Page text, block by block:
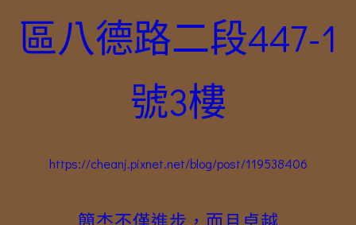
區八德路二段447-1
號3樓
https://cheanj.pixnet.net/blog/post/119538406